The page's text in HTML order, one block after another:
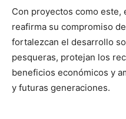
Con proyectos como este,
reafirma su compromiso
fortalezcan el desarrollo
pesqueras, protejan los
beneficios económicos y
y futuras generaciones.